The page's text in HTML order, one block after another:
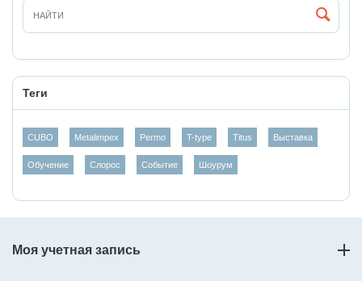
Теги
CUBO Metalimpex Permo T-type Titus Выставка
Обучение Слорос Событие Шоурум
Моя учетная запись